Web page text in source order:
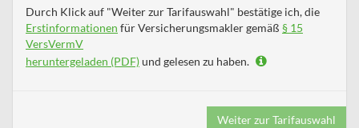
Durch Klick auf "Weiter zur Tarifauswahl" bestätige ich, die
Erstinformationen für Versicherungsmakler gemäß § 15
VersVermV
heruntergeladen (PDF)und gelesen zu haben.
Weiter zur Tarifauswahl